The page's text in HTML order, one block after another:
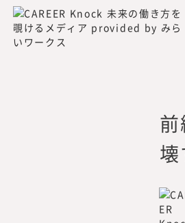
所在地：
活動内容：
連絡先：